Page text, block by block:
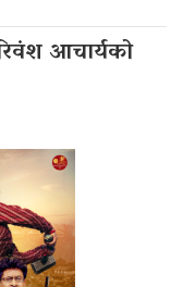
आचार्यको